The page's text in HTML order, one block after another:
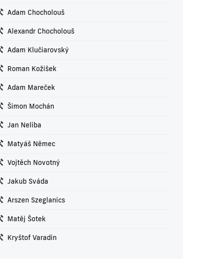
Adam Chocholouš
Alexandr Chocholouš
Adam Klučiarovský
Roman Kožíšek
Adam Mareček
Šimon Mochán
Jan Neliba
Matyáš Němec
Vojtěch Novotný
Jakub Sváda
Arszen Szeglanics
Matěj Šotek
Kryštof Varadin